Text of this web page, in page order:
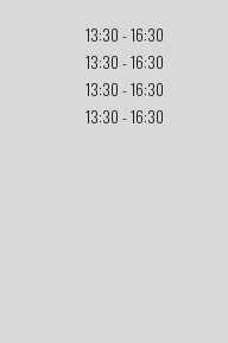
13:30 - 16:30
13:30 - 16:30
13:30 - 16:30
13:30 - 16:30